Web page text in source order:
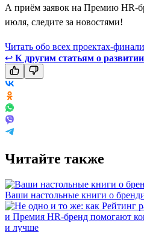
А приём заявок на Премию HR-
июля, следите за новостями!
Читать обо всех проектах-
↩ К другим статьям о
Читайте также
Ваши настольные книги о